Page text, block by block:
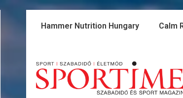
Hammer Nutrition Hungary Calm